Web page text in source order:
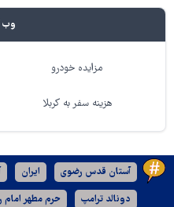
وب
مزایده خودرو
هزینه سفر به کربلا
آستان قدس رضوی ایران
دونالد ترامپ حرم مطهر